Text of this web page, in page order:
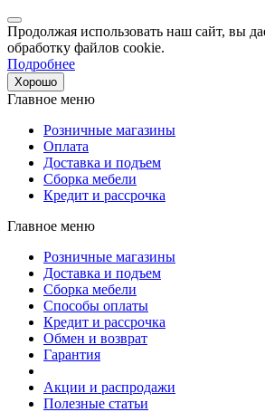
Продолжая использовать наш сайт, вы
обработку файлов cookie.
Подробнее
Хорошо
Главное меню
Розничные магазины
Оплата
Доставка и подъем
Сборка мебели
Кредит и рассрочка
Главное меню
Розничные магазины
Доставка и подъем
Сборка мебели
Способы оплаты
Кредит и рассрочка
Обмен и возврат
Гарантия
Акции и распродажи
Полезные статьи